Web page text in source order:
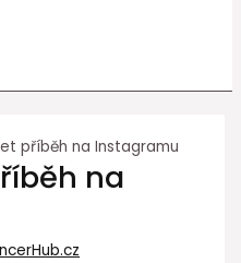
příběh na Instagramu
na